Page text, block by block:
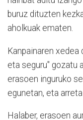
buruz dituzten
aholkuak ematen.
Kanpainaren xedea
eta seguru" gozatu
erasoen inguruko
egunetan, eta
Halaber, erasoen